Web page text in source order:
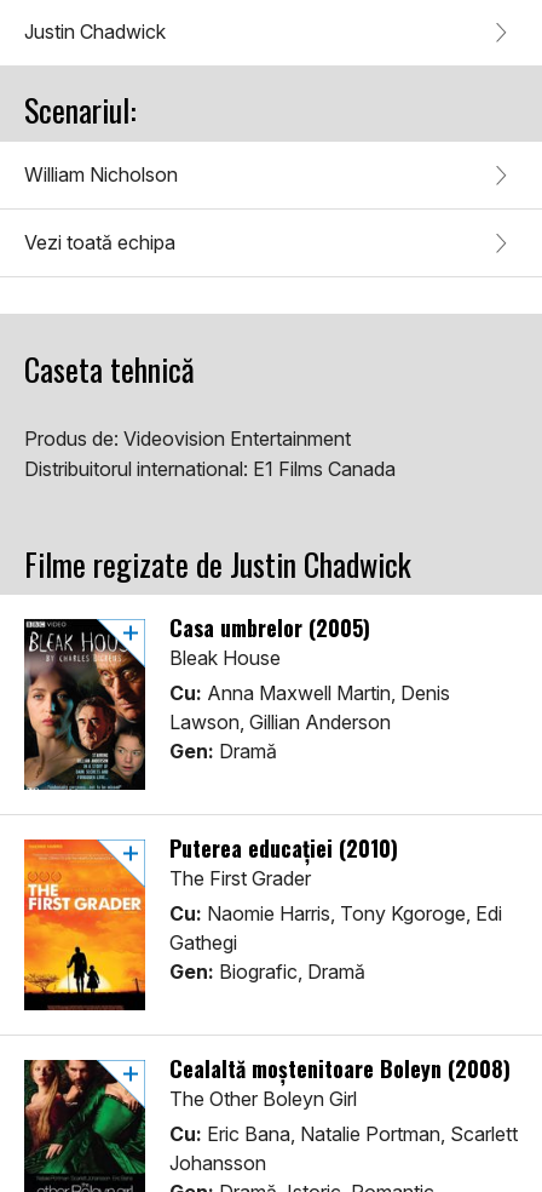
Justin Chadwick
Scenariul:
William Nicholson
Vezi toată echipa
Caseta tehnică
Produs de: Videovision Entertainment
Distribuitorul international: E1 Films Canada
Filme regizate de Justin Chadwick
Casa umbrelor (2005)
Bleak House
Cu: Anna Maxwell Martin, Denis
Lawson, Gillian Anderson
Gen: Dramă
Puterea educației (2010)
The First Grader
Cu: Naomie Harris, Tony Kgoroge, Edi
Gathegi
Gen: Biografic, Dramă
Cealaltă moștenitoare Boleyn (2008)
The Other Boleyn Girl
Cu: Eric Bana, Natalie Portman, Scarlett
Johansson